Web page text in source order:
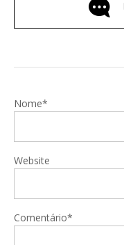
Nome*
Website
Comentário*